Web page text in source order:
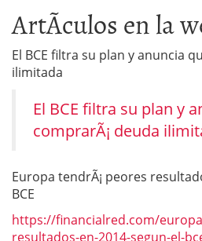
ArtÃ­culos en la
El BCE filtra su plan y anuncia
ilimitada
El BCE filtra su plan y
comprarÃ¡ deuda
Europa tendrÃ¡ peores
BCE
https://financialred.com/
resultados-en-2014-segun-el-